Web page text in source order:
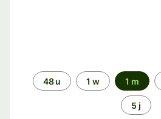
Periode48 u 1 w 1 m
5 j